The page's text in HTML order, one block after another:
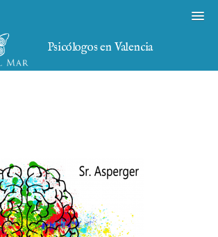
Psicólogos en Valencia